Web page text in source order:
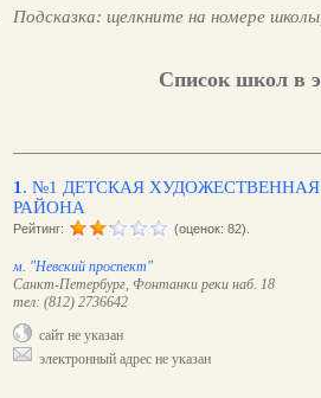
Подсказка: щелкните на номере
Список школ в
1 . №1 ДЕТСКАЯ
РАЙОНА
Рейтинг: (оценок: 82).
м. "Невский проспект"
Санкт-Петербург, Фонтанки реки наб. 18
тел: (812) 2736642
сайт не указан
электронный адрес не указан